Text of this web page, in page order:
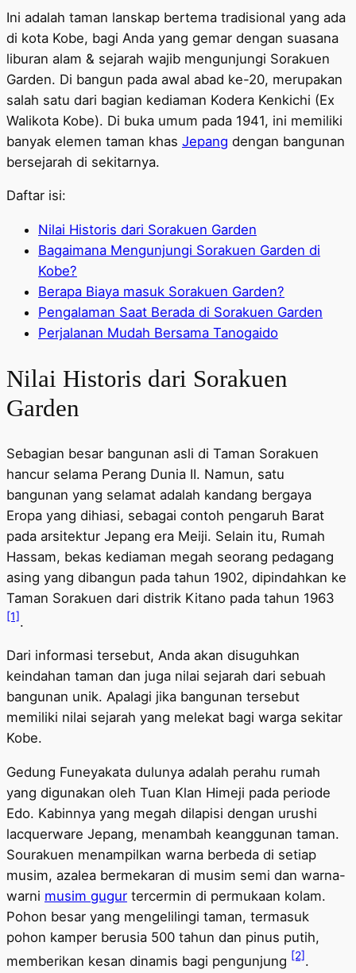
Ini adalah taman lanskap bertema tradisional yang ada
di kota Kobe, bagi Anda yang gemar dengan suasana
liburan alam & sejarah wajib mengunjungi Sorakuen
Garden. Di bangun pada awal abad ke-20, merupakan
salah satu dari bagian kediaman Kodera Kenkichi (Ex
Walikota Kobe). Di buka umum pada 1941, ini memiliki
banyak elemen taman khas Jepang dengan bangunan
bersejarah di sekitarnya.
Daftar isi:
Nilai Historis dari Sorakuen Garden
Bagaimana Mengunjungi Sorakuen Garden di
Kobe?
Berapa Biaya masuk Sorakuen Garden?
Pengalaman Saat Berada di Sorakuen Garden
Perjalanan Mudah Bersama Tanogaido
Nilai Historis dari Sorakuen
Garden
Sebagian besar bangunan asli di Taman Sorakuen
hancur selama Perang Dunia II. Namun, satu
bangunan yang selamat adalah kandang bergaya
Eropa yang dihiasi, sebagai contoh pengaruh Barat
pada arsitektur Jepang era Meiji. Selain itu, Rumah
Hassam, bekas kediaman megah seorang pedagang
asing yang dibangun pada tahun 1902, dipindahkan ke
Taman Sorakuen dari distrik Kitano pada tahun 1963
[1].
Dari informasi tersebut, Anda akan disuguhkan
keindahan taman dan juga nilai sejarah dari sebuah
bangunan unik. Apalagi jika bangunan tersebut
memiliki nilai sejarah yang melekat bagi warga sekitar
Kobe.
Gedung Funeyakata dulunya adalah perahu rumah
yang digunakan oleh Tuan Klan Himeji pada periode
Edo. Kabinnya yang megah dilapisi dengan urushi
lacquerware Jepang, menambah keanggunan taman.
Sourakuen menampilkan warna berbeda di setiap
musim, azalea bermekaran di musim semi dan warna-
warni musim gugur tercermin di permukaan kolam.
Pohon besar yang mengelilingi taman, termasuk
pohon kamper berusia 500 tahun dan pinus putih,
memberikan kesan dinamis bagi pengunjung [2].